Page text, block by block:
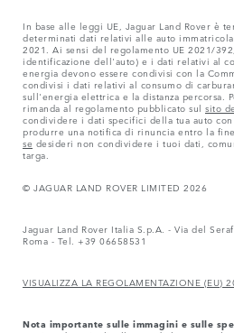
In base alle leggi UE, Jaguar Land Rover è
determinati dati relativi alle auto
2021. Ai sensi del regolamento UE 2021/
identificazione dell'auto) e i dati relativi al
energia devono essere condivisi con la
condivisi i dati relativi al consumo di
sull'energia elettrica e la distanza percorsa.
rimanda al regolamento pubblicato sul sito
condividere i dati specifici della tua auto
produrre una notifica di rinuncia entro la
se desideri non condividere i tuoi dati,
targa.
© JAGUAR LAND ROVER LIMITED 2026
Jaguar Land Rover Italia S.p.A. - Via del
Roma - Tel. +39 06658531
VISUALIZZA LA REGOLAMENTAZIONE (EU)
Nota importante sulle immagini e sulle